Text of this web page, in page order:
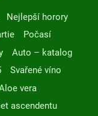
Nejlepší horory
Počasí
Auto – katalog
Svařené víno
vera
ascendentu